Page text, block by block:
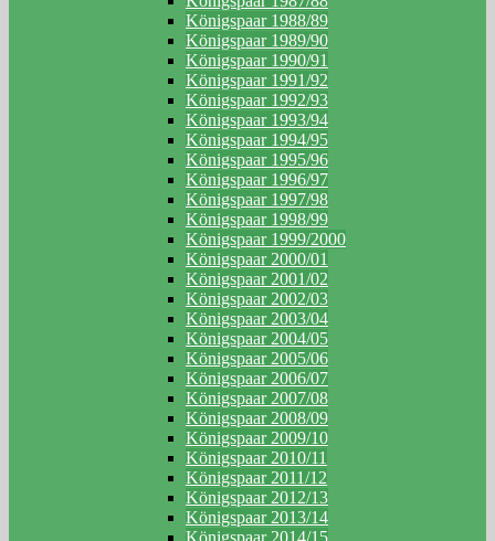
Königspaar 1988/89
Königspaar 1989/90
Königspaar 1990/91
Königspaar 1991/92
Königspaar 1992/93
Königspaar 1993/94
Königspaar 1994/95
Königspaar 1995/96
Königspaar 1996/97
Königspaar 1997/98
Königspaar 1998/99
Königspaar 1999/2000
Königspaar 2000/01
Königspaar 2001/02
Königspaar 2002/03
Königspaar 2003/04
Königspaar 2004/05
Königspaar 2005/06
Königspaar 2006/07
Königspaar 2007/08
Königspaar 2008/09
Königspaar 2009/10
Königspaar 2010/11
Königspaar 2011/12
Königspaar 2012/13
Königspaar 2013/14
Königspaar 2014/15